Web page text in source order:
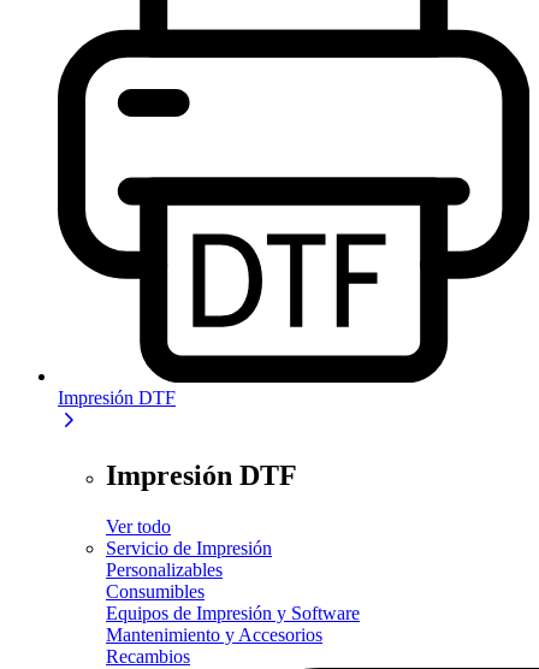
Impresión DTF
Impresión DTF
Ver todo
Servicio de Impresión
Personalizables
Consumibles
Equipos de Impresión y Software
Mantenimiento y Accesorios
Recambios